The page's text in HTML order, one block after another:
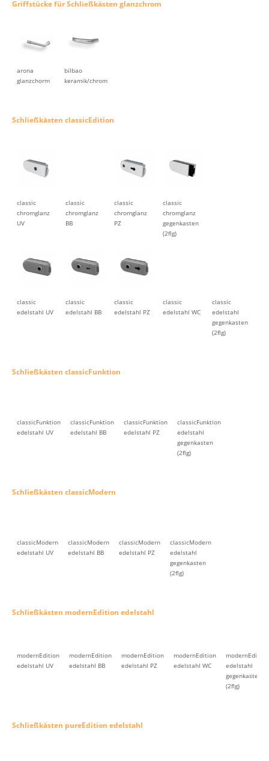
Griffstücke für Schließkästen glanzchrom
arona
glanzchorm
bilbao
keramik/chrom
Schließkästen classicEdition
classic
chromglanz
UV
classic
chromglanz
BB
classic
chromglanz
PZ
classic
chromglanz
gegenkasten
(2flg)
classic
edelstahl UV
classic
edelstahl BB
classic
edelstahl PZ
classic
edelstahl WC
classic
edelstahl
gegenkasten
(2flg)
Schließkästen classicFunktion
classicFunktion
edelstahl UV
classicFunktion
edelstahl BB
classicFunktion
edelstahl PZ
classicFunktion
edelstahl
gegenkasten
(2flg)
Schließkästen classicModern
classicModern
edelstahl UV
classicModern
edelstahl BB
classicModern
edelstahl PZ
classicModern
edelstahl
gegenkasten
(2flg)
Schließkästen modernEdition edelstahl
modernEdition
edelstahl UV
modernEdition
edelstahl BB
modernEdition
edelstahl PZ
modernEdition
edelstahl WC
modernEdition
edelstahl
gegenkasten
(2flg)
Schließkästen pureEdition edelstahl